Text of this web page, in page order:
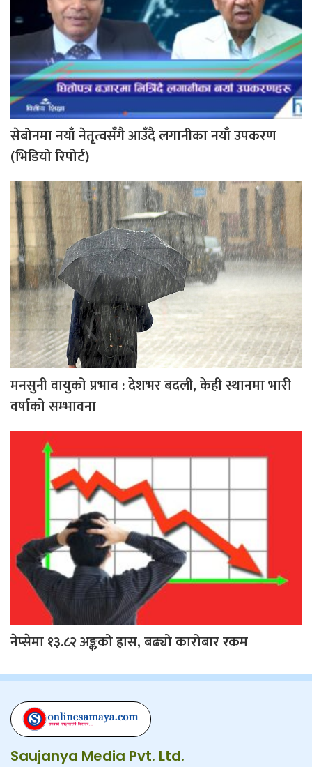
सेबोनमा नयाँ नेतृत्वसँगै आउँदै लगानीका नयाँ उपकरण
(भिडियो रिपोर्ट)
मनसुनी वायुको प्रभाव : देशभर बदली, केही स्थानमा भारी
वर्षाको सम्भावना
नेप्सेमा १३.८२ अङ्कको ह्रास, बढ्यो कारोबार रकम
Saujanya Media Pvt. Ltd.